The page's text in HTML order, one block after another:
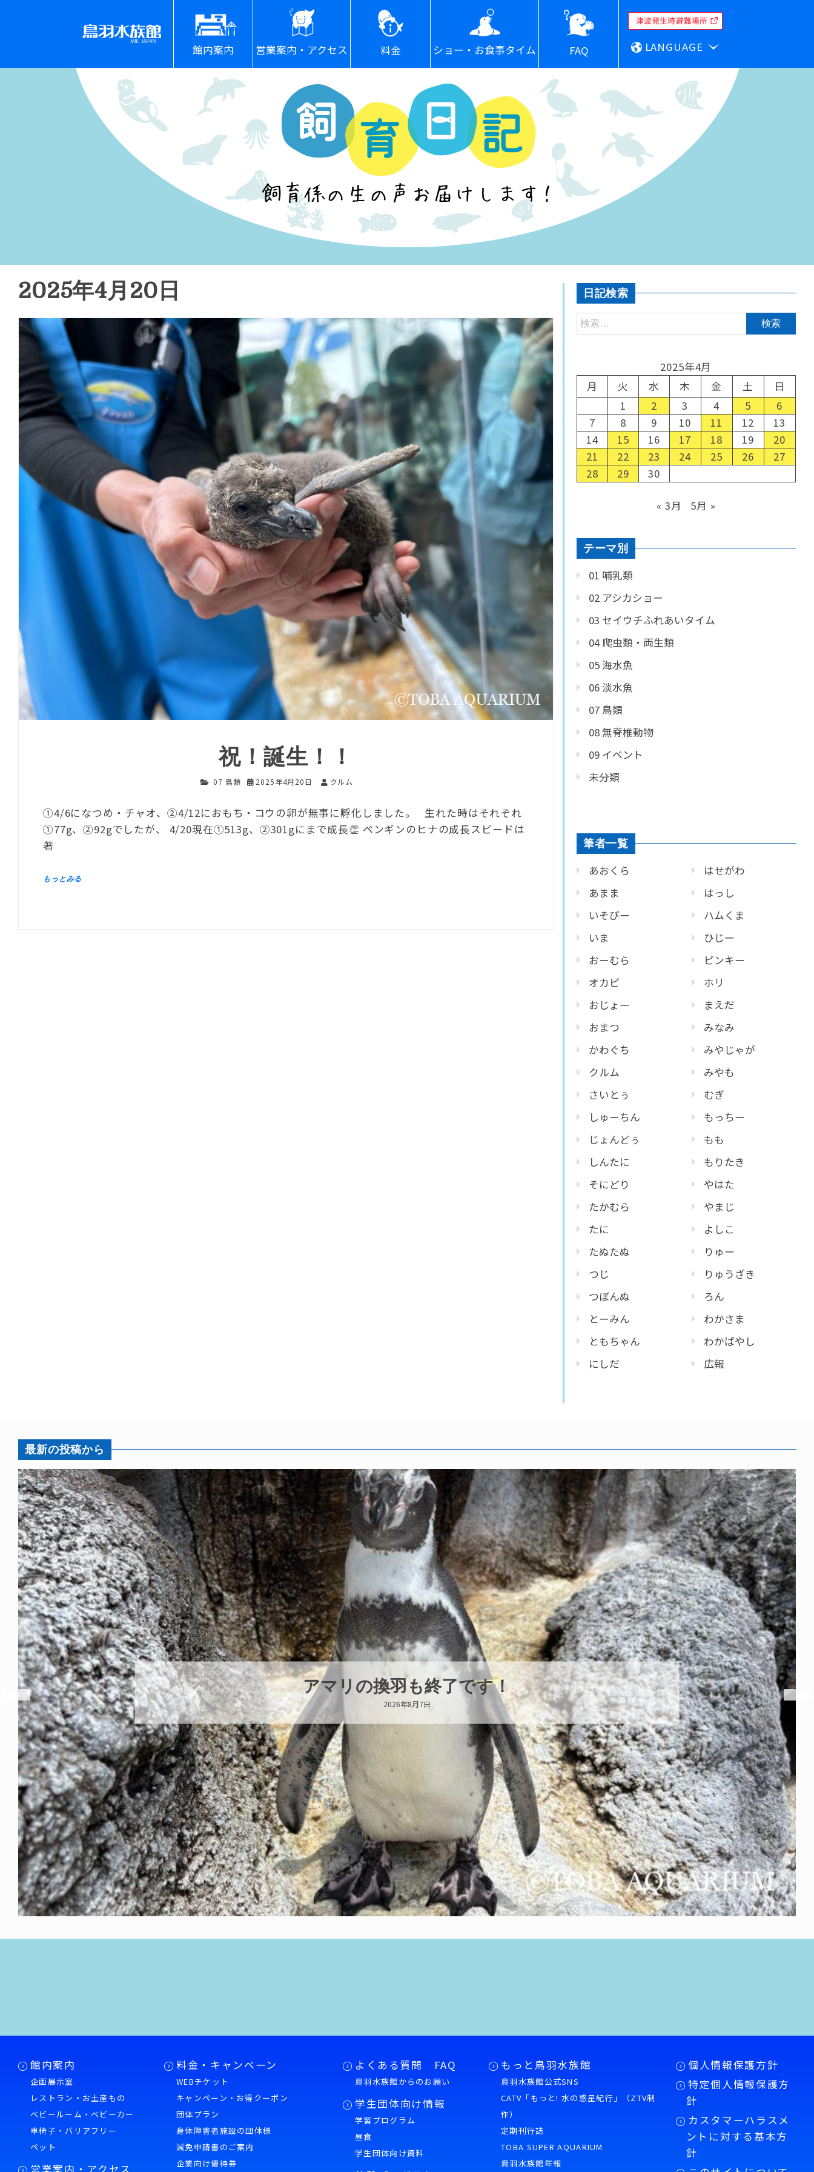
館内案内 営業案内・アクセス 料金 ショー・お食事タイム FAQ LANGUAGE
2025年4月20日
祝！誕生！！
07 鳥類 2025年4月20日 クルム
①4/6になつめ・チャオ、②4/12におもち・コウの卵が無事に孵化しました。 生れた時はそれぞれ
①77g、②92gでしたが、 4/20現在①513g、②301gにまで成長👏 ペンギンのヒナの成長スピードは
著
日記検索
2025年4月
月
火 水 木 金 土
日
1
2 3 4 5
6
7
8 9 10 11 12
13
14
15 16 17 18 19
20
21
22 23 24 25 26
27
28
29 30
« 3月 5月 »
テーマ別
01 哺乳類
02 アシカショー
03 セイウチふれあいタイム
04 爬虫類・両生類
05 海水魚
06 淡水魚
07 鳥類
08 無脊椎動物
09 イベント
未分類
筆者一覧
あおくら
あまま
いそぴー
いま
おーむら
オカピ
おじょー
おまつ
かわぐち
クルム
さいとぅ
しゅーちん
じょんどぅ
しんたに
そにどり
たかむら
たに
たぬたぬ
つじ
つぼんぬ
とーみん
ともちゃん
にしだ
はせがわ
はっし
ハムくま
ひじー
ピンキー
ホリ
まえだ
みなみ
みやじゃが
みやも
むぎ
もっちー
もも
もりたき
やはた
やまじ
よしこ
りゅー
りゅうざき
ろん
わかさま
わかばやし
広報
最新の投稿から
トビウオ幼魚展示中！
2026年8月6日
館内案内
企画展示室
レストラン・お土産もの
ベビールーム・ベビーカー
車椅子・バリアフリー
ペット
営業案内・アクセス
料金・キャンペーン
WEBチケット
キャンペーン・お得クーポン
団体プラン
身体障害者施設の団体様
減免申請書のご案内
企業向け優待券
よくある質問 FAQ
鳥羽水族館からのお願い
学生団体向け情報
学習プログラム
昼食
学生団体向け資料
もっと鳥羽水族館
鳥羽水族館公式SNS
CATV「もっと! 水の惑星紀行」（ZTV制
作）
定期刊行誌
TOBA SUPER AQUARIUM
鳥羽水族館年報
個人情報保護方針
特定個人情報保護方
針
カスタマーハラスメ
ントに対する基本方
針